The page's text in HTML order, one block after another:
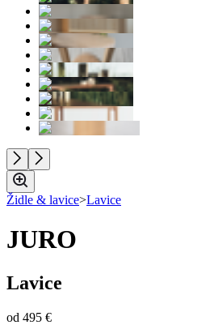
Židle & lavice>Lavice
JURO
Lavice
od 495 €